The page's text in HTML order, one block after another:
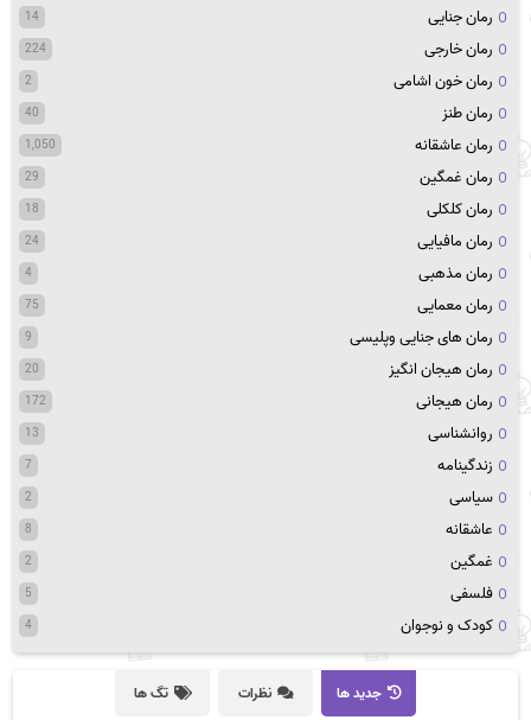
رمان جنایی 14
رمان خارجی 224
رمان خون اشامی 2
رمان طنز 40
رمان عاشقانه 1,050
رمان غمگین 29
رمان کلکلی 18
رمان مافیایی 24
رمان مذهبی 4
رمان معمایی 75
رمان های جنایی وپلیسی 9
رمان هیجان انگیز 20
رمان هیجانی 172
روانشناسی 13
زندگینامه 7
سیاسی 2
عاشقانه 8
غمگین 2
فلسفی 5
کودک و نوجوان 4
جدید ها نظرات تگ ها